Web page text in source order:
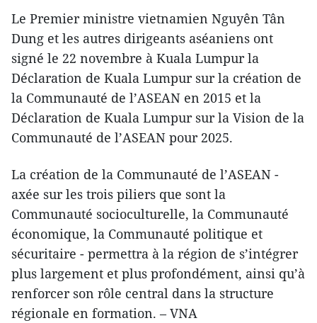
Le Premier ministre vietnamien Nguyên Tân
Dung et les autres dirigeants aséaniens ont
signé le 22 novembre à Kuala Lumpur la
Déclaration de Kuala Lumpur sur la création de
la Communauté de l’ASEAN en 2015 et la
Déclaration de Kuala Lumpur sur la Vision de la
Communauté de l’ASEAN pour 2025.
La création de la Communauté de l’ASEAN -
axée sur les trois piliers que sont la
Communauté socioculturelle, la Communauté
économique, la Communauté politique et
sécuritaire - permettra à la région de s’intégrer
plus largement et plus profondément, ainsi qu’à
renforcer son rôle central dans la structure
régionale en formation. – VNA